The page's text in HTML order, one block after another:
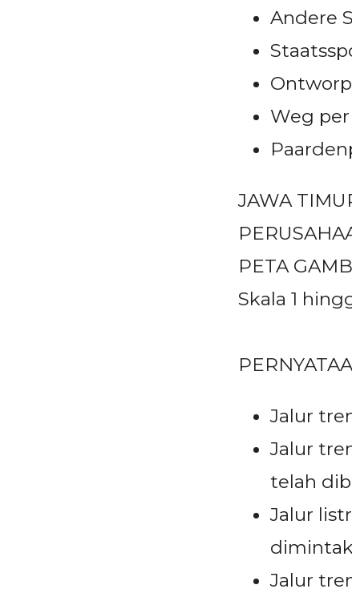
Andere
Weg
JAWA
PETA
Skala 1
Jalur
Jalur
telah
Jalur
Jalur